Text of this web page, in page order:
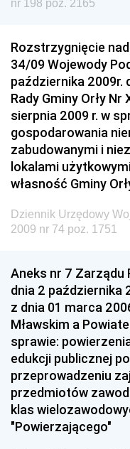
nr 198 poz. 2165
Rozstrzygnięcie
34/09 Wojewody
października 2009r.
Rady Gminy Orły
sierpnia 2009 r. w
gospodarowania
zabudowanymi i
lokalami
własność Gminy
Dziennik Urzędowy
2009 nr 74 poz. 1751
Aneks nr 7 Zarządu
dnia 2 października
z dnia 01 marca
Mławskim a
sprawie:
edukcji publicznej
przeprowadzeniu
przedmiotów
klas
"Powierzającego"